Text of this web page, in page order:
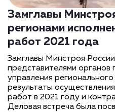
Замглавы
регионами
работ 2021 года
Замглавы Минстроя
представителями органов
управления
результаты
работ в 2021 году и
Деловая встреча была